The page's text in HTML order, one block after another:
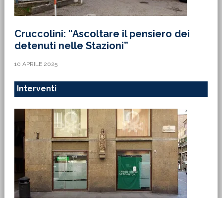
Cruccolini: “Ascoltare il pensiero dei
detenuti nelle Stazioni”
10 APRILE 2025
Interventi